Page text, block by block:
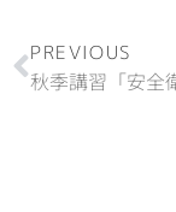
PREVIOUS